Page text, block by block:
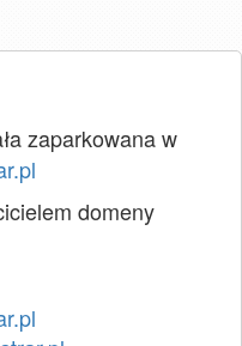
zaparkowana w
domeny